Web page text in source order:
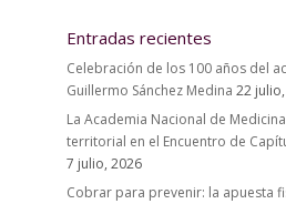
Entradas recientes
Celebración de los 100 años del
Guillermo Sánchez Medina 22
La Academia Nacional de
territorial en el Encuentro de
7 julio, 2026
Cobrar para prevenir: la apuesta